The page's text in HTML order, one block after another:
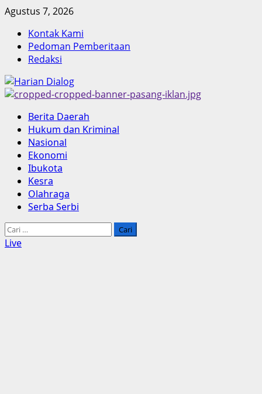
Skip
content
Agustus 7, 2026
Kontak Kami
Pedoman Pemberitaan
Redaksi
Primary
Menu
Berita Daerah
Hukum dan Kriminal
Nasional
Ekonomi
Ibukota
Kesra
Olahraga
Serba Serbi
Cari
untuk:
Live